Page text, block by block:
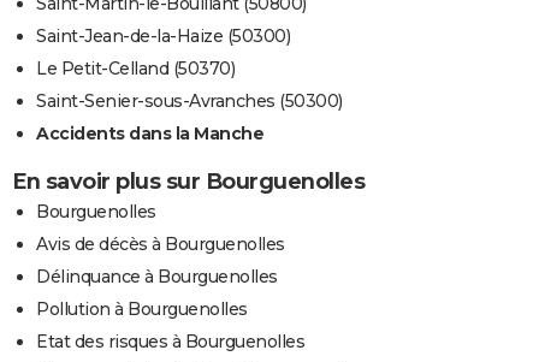
Saint-Jean-de-la-Haize (50300)
Le Petit-Celland (50370)
Saint-Senier-sous-Avranches (50300)
Accidents dans la Manche
En savoir plus sur Bourguenolles
Bourguenolles
Avis de décès à Bourguenolles
Délinquance à Bourguenolles
Pollution à Bourguenolles
Etat des risques à Bourguenolles